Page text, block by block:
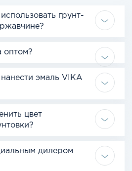
грунт-
оптом?
эмаль VIKA
цвет
дилером